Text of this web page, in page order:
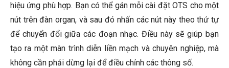
hiệu ứng phù hợp. Bạn có thể gán mỗi cài đặt OTS cho một
nút trên đàn organ, và sau đó nhấn các nút này theo thứ tự
để chuyển đổi giữa các đoạn nhạc. Điều này sẽ giúp bạn
tạo ra một màn trình diễn liền mạch và chuyên nghiệp, mà
không cần phải dừng lại để điều chỉnh các thông số.